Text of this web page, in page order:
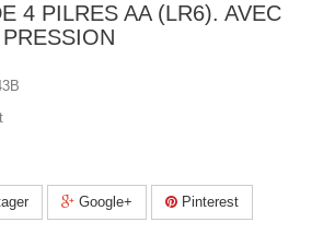
4 PILRES AA (LR6). AVEC
Google+ Pinterest